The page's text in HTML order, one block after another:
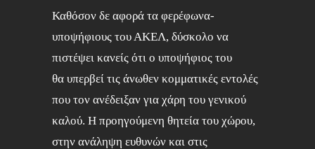
Καθόσον δε αφορά τα φερέφωνα-
υποψήφιους του ΑΚΕΛ, δύσκολο να
πιστέψει κανείς ότι ο υποψήφιος του
θα υπερβεί τις άνωθεν κομματικές εντολές
που τον ανέδειξαν για χάρη του γενικού
καλού. Η προηγούμενη θητεία του χώρου,
στην ανάληψη ευθυνών και στις